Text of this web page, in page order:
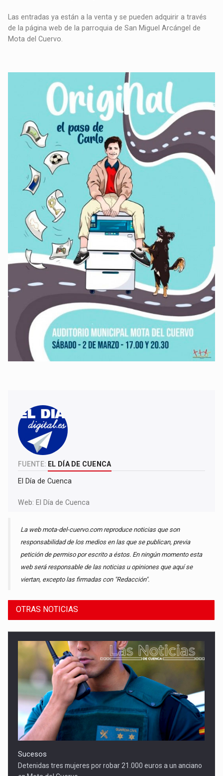
Las entradas ya están a la venta y se pueden adquirir a través
de la página web de la parroquia de San Miguel Arcángel de
Mota del Cuervo.
FUENTE: EL DÍA DE CUENCA
El Día de Cuenca
Web: El Día de Cuenca
La web mota-del-cuervo.com reproduce noticias que son
responsabilidad de los medios en las que se publican, previa
petición de permiso por escrito a éstos. En ningún momento esta
web será responsable de las noticias u opiniones que aquí se
viertan, excepto las firmadas con "Redacción".
OTRAS NOTICIAS
Sucesos
Detenidas tres mujeres por robar 21.000 euros a un anciano